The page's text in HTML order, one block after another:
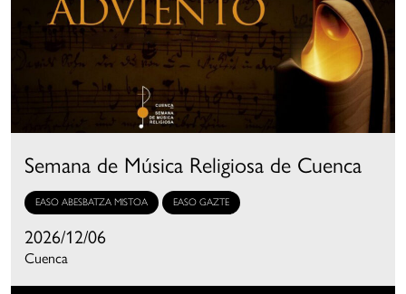
Semana de Música Religiosa de Cuenca
EASO ABESBATZA MISTOA EASO GAZTE
2026/12/06
Cuenca